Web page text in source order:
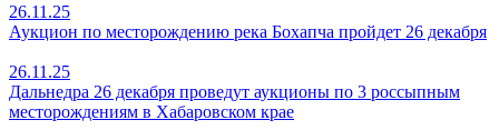
26.11.25
Аукцион по месторождению река Бохапча пройдет 26 декабря
26.11.25
Дальнедра 26 декабря проведут аукционы по 3 россыпным
месторождениям в Хабаровском крае